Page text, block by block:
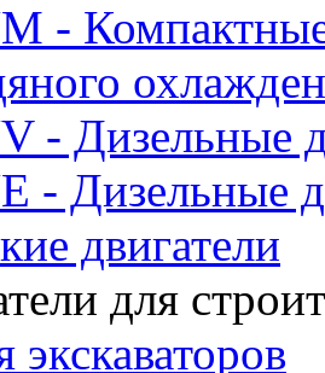
-
- Дизельные
- Дизельные
двигатели
для
экскаваторов